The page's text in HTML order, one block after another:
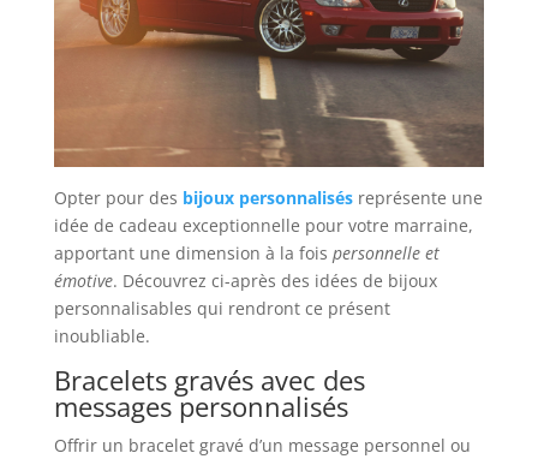
Opter pour des bijoux personnalisésreprésente une
idée de cadeau exceptionnelle pour votre marraine,
apportant une dimension à la fois personnelle et
émotive. Découvrez ci-après des idées de bijoux
personnalisables qui rendront ce présent
inoubliable.
Bracelets gravés avec des
messages personnalisés
Offrir un bracelet gravé d’un message personnel ou